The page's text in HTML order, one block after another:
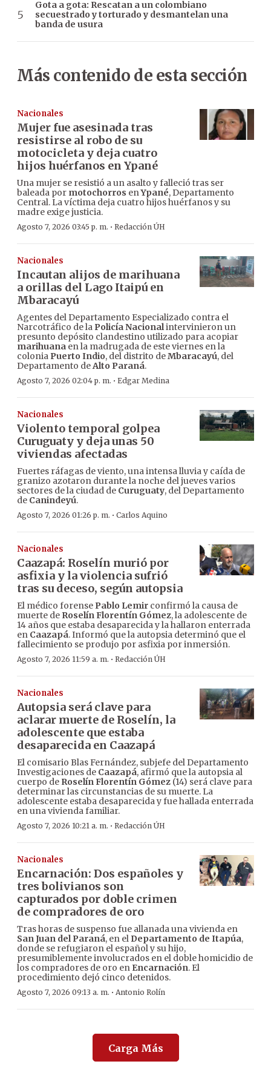
Gota a gota: Rescatan a un colombiano
secuestrado y torturado y desmantelan una
banda de usura
Más contenido de esta sección
Nacionales
Mujer fue asesinada tras
resistirse al robo de su
motocicleta y deja cuatro
hijos huérfanos en Ypané
Una mujer se resistió a un asalto y falleció tras ser
baleada por motochorros enYpané, Departamento
Central. La víctima deja cuatro hijos huérfanos y su
madre exige justicia.
Agosto 7, 2026 03:45 p. m. · Redacción ÚH
Nacionales
Incautan alijos de marihuana
a orillas del Lago Itaipú en
Mbaracayú
Agentes del Departamento Especializado contra el
Narcotráfico de la Policía Nacionalintervinieron un
presunto depósito clandestino utilizado para acopiar
marihuana en la madrugada de este viernes en la
colonia Puerto Indio, del distrito deMbaracayú, del
Departamento deAlto Paraná.
Agosto 7, 2026 02:04 p. m. · Edgar Medina
Nacionales
Violento temporal golpea
Curuguaty y deja unas 50
viviendas afectadas
Fuertes ráfagas de viento, una intensa lluvia y caída de
granizo azotaron durante la noche del jueves varios
sectores de la ciudad de Curuguaty, del Departamento
de Canindeyú.
Agosto 7, 2026 01:26 p. m. · Carlos Aquino
Nacionales
Caazapá: Roselín murió por
asfixia y la violencia sufrió
tras su deceso, según autopsia
El médico forense Pablo Lemir confirmó la causa de
muerte de Roselín Florentín Gómez, la adolescente de
14 años que estaba desaparecida y la hallaron enterrada
en Caazapá. Informó que la autopsia determinó que el
fallecimiento se produjo por asfixia por inmersión.
Agosto 7, 2026 11:59 a. m. · Redacción ÚH
Nacionales
Autopsia será clave para
aclarar muerte de Roselín, la
adolescente que estaba
desaparecida en Caazapá
El comisario Blas Fernández, subjefe del Departamento
Investigaciones de Caazapá, afirmó que la autopsia al
cuerpo de Roselín Florentín Gómez (14) será clave para
determinar las circunstancias de su muerte. La
adolescente estaba desaparecida y fue hallada enterrada
en una vivienda familiar.
Agosto 7, 2026 10:21 a. m. · Redacción ÚH
Nacionales
Encarnación: Dos españoles y
tres bolivianos son
capturados por doble crimen
de compradores de oro
Tras horas de suspenso fue allanada una vivienda en
San Juan del Paraná, en el Departamento de Itapúa,
donde se refugiaron el español y su hijo,
presumiblemente involucrados en el doble homicidio de
los compradores de oro en Encarnación. El
procedimiento dejó cinco detenidos.
Agosto 7, 2026 09:13 a. m. · Antonio Rolín
Carga Más